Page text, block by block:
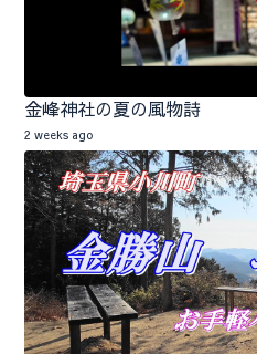
金峰神社の夏の風物詩
2 weeks ago